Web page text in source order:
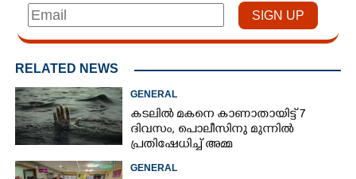
RELATED NEWS
GENERAL
കടലിൽ മകനെ കാണാതായിട്ട് 7
ദിവസം, പൊലീസിനു മുന്നിൽ
പ്രതിഷേധിച്ച് അമ്മ
GENERAL